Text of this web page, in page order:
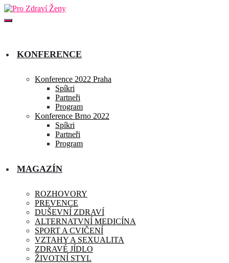
KONFERENCE
Konference 2022 Praha
Spíkri
Partneři
Program
Konference Brno 2022
Spíkri
Partneři
Program
MAGAZÍN
ROZHOVORY
PREVENCE
DUŠEVNÍ ZDRAVÍ
ALTERNATVNÍ MEDICÍNA
SPORT A CVIČENÍ
VZTAHY A SEXUALITA
ZDRAVÉ JÍDLO
ŽIVOTNÍ STYL